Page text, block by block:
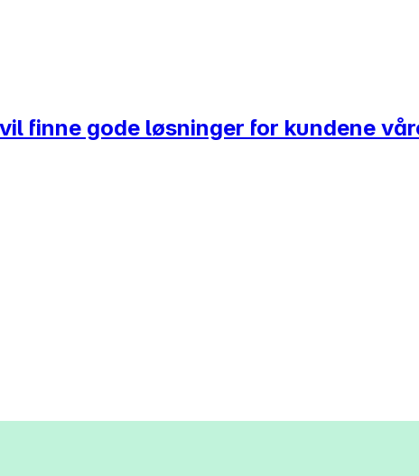
finne gode løsninger for kundene